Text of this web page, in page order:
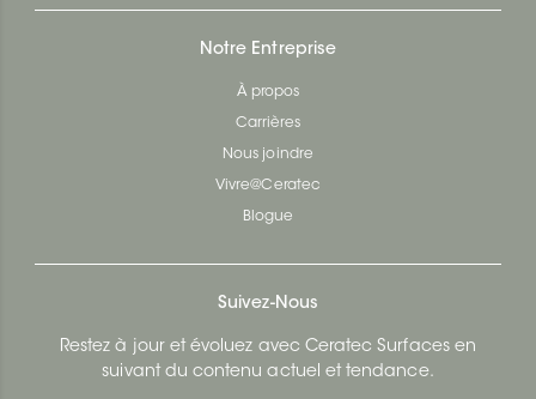
Notre Entreprise
À propos
Carrières
Nous joindre
Vivre@Ceratec
Blogue
Suivez-Nous
Restez à jour et évoluez avec Ceratec Surfaces en
suivant du contenu actuel et tendance.